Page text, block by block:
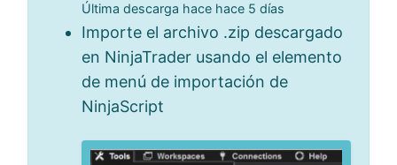
Última descarga hace hace 5 días
Importe el archivo .zip descargado
en NinjaTrader usando el elemento
de menú de importación de
NinjaScript